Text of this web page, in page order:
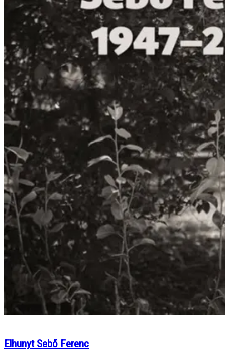
Elhunyt Sebő Ferenc